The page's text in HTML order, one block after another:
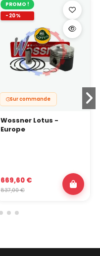
PROMO !
-20%
Sur commande
Wossner Lotus -
Europe
669,60 €
837,00 €